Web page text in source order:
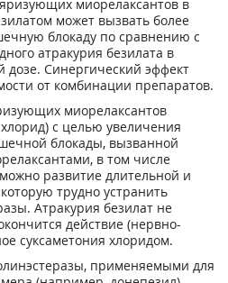
миорелаксантов в
может вызвать более
блокаду по сравнению с
атракурия безилата в
дозе. Синергический эффект
от комбинации препаратов.
миорелаксантов
с целью увеличения
блокады, вызванной
в том числе
развитие длительной и
трудно устранить
Атракурия безилат не
действие (нервно-
суксаметония хлоридом.
применяемыми для